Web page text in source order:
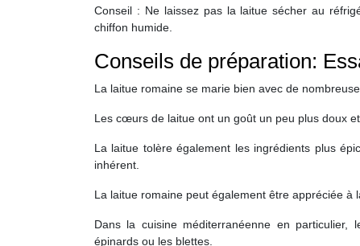
Conseil : Ne laissez pas la laitue sécher au
chiffon humide.
Conseils de préparation:
La laitue romaine se marie bien avec de
Les cœurs de laitue ont un goût un peu plus doux
La laitue tolère également les ingrédients plus
inhérent.
La laitue romaine peut également être appréciée à
Dans la cuisine méditerranéenne en particulier,
épinards ou les blettes.